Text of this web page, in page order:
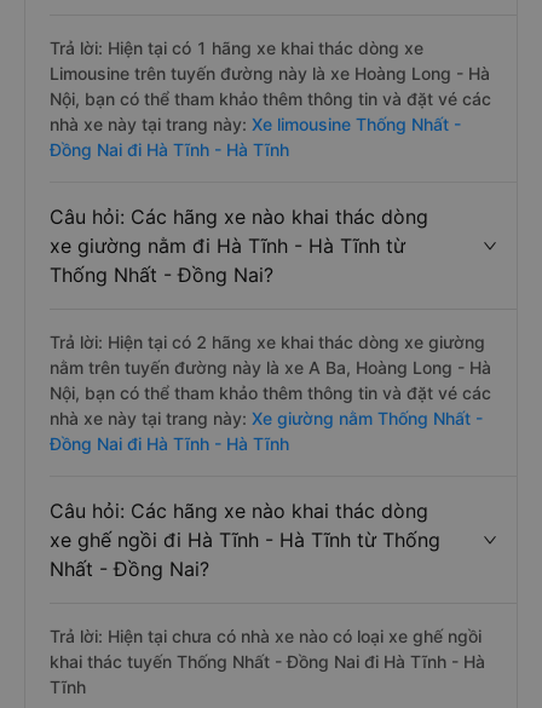
Trả lời: Hiện tại có 1 hãng xe khai thác dòng xe
Limousine trên tuyến đường này là xe Hoàng Long - Hà
Nội, bạn có thể tham khảo thêm thông tin và đặt vé các
nhà xe này tại trang này: Xe limousine Thống Nhất -
Đồng Nai đi Hà Tĩnh - Hà Tĩnh
Câu hỏi: Các hãng xe nào khai thác dòng
xe giường nằm đi Hà Tĩnh - Hà Tĩnh từ
Thống Nhất - Đồng Nai?
Trả lời: Hiện tại có 2 hãng xe khai thác dòng xe giường
nằm trên tuyến đường này là xe A Ba, Hoàng Long - Hà
Nội, bạn có thể tham khảo thêm thông tin và đặt vé các
nhà xe này tại trang này: Xe giường nằm Thống Nhất -
Đồng Nai đi Hà Tĩnh - Hà Tĩnh
Câu hỏi: Các hãng xe nào khai thác dòng
xe ghế ngồi đi Hà Tĩnh - Hà Tĩnh từ Thống
Nhất - Đồng Nai?
Trả lời: Hiện tại chưa có nhà xe nào có loại xe ghế ngồi
khai thác tuyến Thống Nhất - Đồng Nai đi Hà Tĩnh - Hà
Tĩnh